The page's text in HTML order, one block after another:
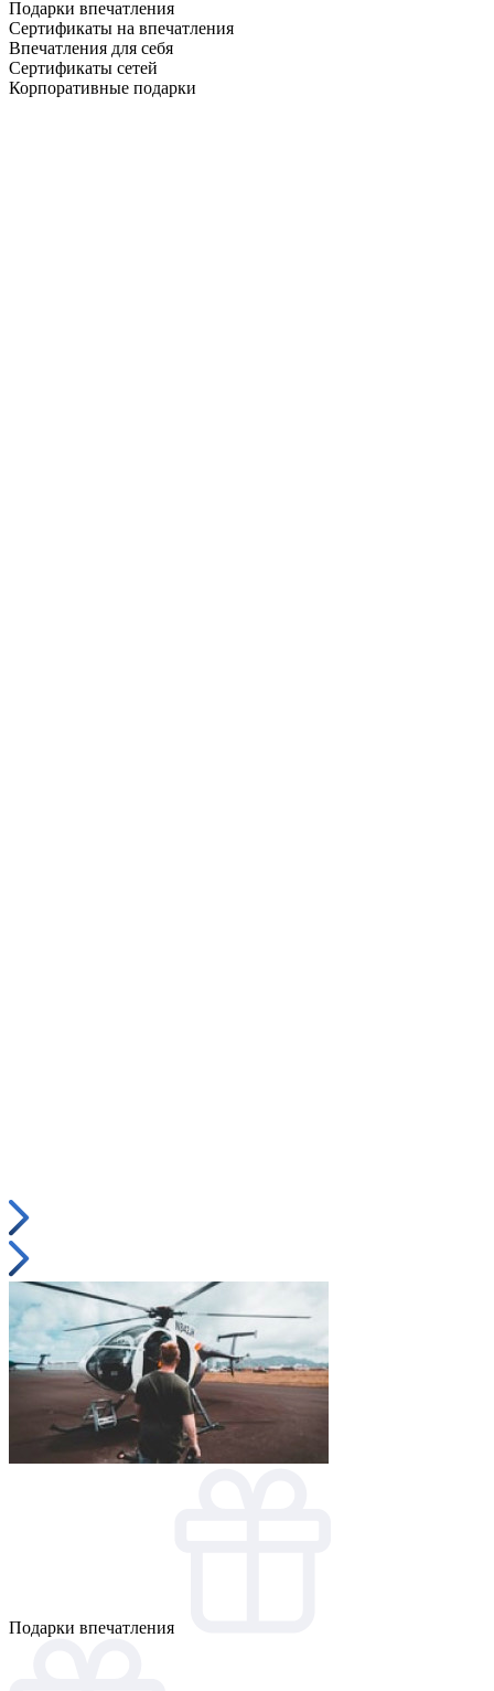
Подарки впечатления
Сертификаты на впечатления
Впечатления для себя
Сертификаты сетей
Корпоративные подарки
Подарки впечатления